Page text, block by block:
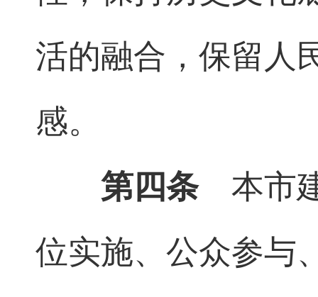
活的融合，保留人
感。
第四条本市建
位实施、公众参与